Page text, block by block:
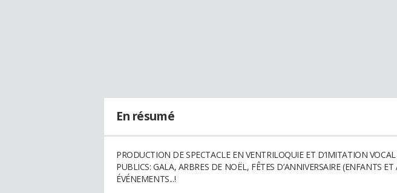
En résumé
PRODUCTION DE SPECTACLE EN VENTRILOQUIE ET D’IMITATION
PUBLICS: GALA, ARBRES DE NOËL, FÊTES D’ANNIVERSAIRE (ENFANTS
ÉVÉNEMENTS...!